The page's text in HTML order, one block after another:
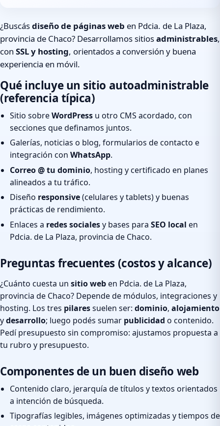
¿Buscásdiseño de páginas web en Pdcia. de La Plaza,
provincia de Chaco? Desarrollamos sitiosadministrables,
con SSL y hosting, orientados a conversión y buena
experiencia en móvil.
Qué incluye un sitio autoadministrable
(referencia típica)
Sitio sobreWordPress u otro CMS acordado, con
secciones que definamos juntos.
Galerías, noticias o blog, formularios de contacto e
integración con WhatsApp.
Correo @ tu dominio, hosting y certificado en planes
alineados a tu tráfico.
Diseño responsive(celulares y tablets) y buenas
prácticas de rendimiento.
Enlaces a redes socialesy bases para SEO local en
Pdcia. de La Plaza, provincia de Chaco.
Preguntas frecuentes (costos y alcance)
¿Cuánto cuesta un sitio weben Pdcia. de La Plaza,
provincia de Chaco? Depende de módulos, integraciones y
hosting. Los tres pilaressuelen ser: dominio, alojamiento
ydesarrollo; luego podés sumar publicidad o contenido.
Pedí presupuesto sin compromiso: ajustamos propuesta a
tu rubro y presupuesto.
Componentes de un buen diseño web
Contenido claro, jerarquía de títulos y textos orientados
a intención de búsqueda.
Tipografías legibles, imágenes optimizadas y tiempos de